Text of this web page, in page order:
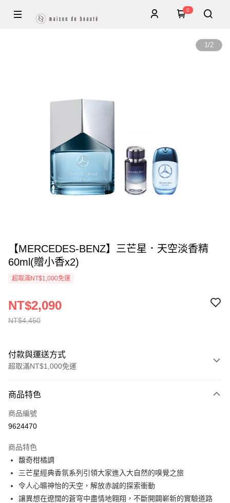
0
1/2
【MERCEDES-BENZ】三芒星．天空淡香精
60ml(贈小香x2)
超取滿NT$1,000免運
NT$4,450
NT$2,090
付款與運送方式
超取滿NT$1,000免運
信用卡一次付款
ATM付款
運送方式
付款後全家取貨
每筆NT$80，滿NT$1,000(含以上)免運費
付款後萊爾富取貨
商品特色
商品編號
9624470
商品特色
馥奇柑橘調
三芒星經典香氛系列引領大家進入大自然的嗅覺之旅
令人心曠神怡的天空，解放赤誠的探索衝動
讓異想在遼闊的蒼穹中盡情地翱翔，不斷開闢嶄新的實驗道路